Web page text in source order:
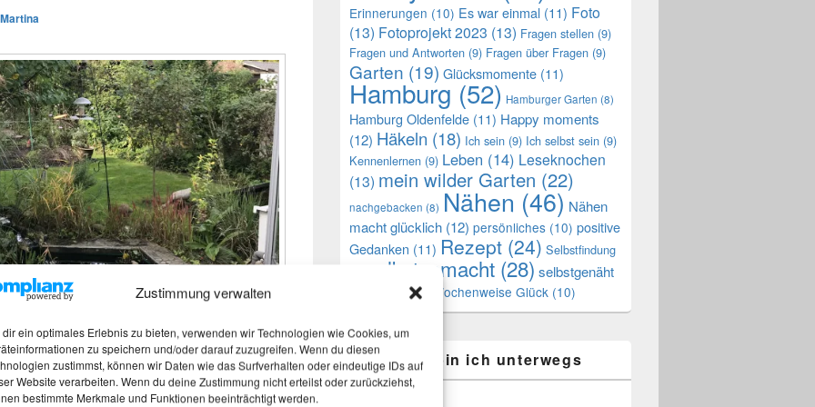
Zustimmung verwalten
dir ein optimales Erlebnis zu bieten, verwenden wir Technologien wie Cookies, um
zu speichern und/oder darauf zuzugreifen. Wenn du diesen
zustimmst, können wir Daten wie das Surfverhalten oder eindeutige IDs auf
Website verarbeiten. Wenn du deine Zustimmung nicht erteilst oder zurückziehst,
bestimmte Merkmale und Funktionen beeinträchtigt werden.
Martina
dem »Fotoprojekt 2023 „Die 4
Monat ein Foto von meinem wilden
Und am Ende des Jahres wird es eine
inFotoprojekt 2023 – Die vier Jahreszeiten – Oktober
weiterlesen→
Erinnerungen (10) Es war einmal (11) Foto
(13) Fotoprojekt 2023 (13) Fragen stellen (9)
Fragen und Antworten (9) Fragen über Fragen (9)
Garten (19) Glücksmomente (11)
Hamburg (52) Hamburger Garten (8)
Hamburg Oldenfelde (11) Happy moments
(12) Häkeln (18) Ich sein (9) Ich selbst sein (9)
Kennenlernen (9) Leben (14) Leseknochen
(13) mein wilder Garten (22)
nachgebacken (8) Nähen (46) Nähen
macht glücklich (12) persönliches (10) positive
Gedanken (11) Rezept (24) Selbstfindung
selbstgemacht (28) selbstgenäht
Walnuss(7) Wochenweise Glück (10)
Auch hier bin ich unterwegs